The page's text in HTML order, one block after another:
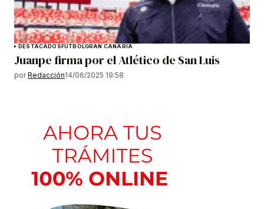
DESTACADOSFÚTBOLGRAN CANARIA
Juanpe firma por el Atlético de San Luis
por Redacción14/06/2025 19:58